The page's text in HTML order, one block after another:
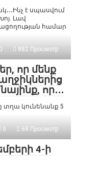
է սպասվում
Լավ
համար
0 882 Просмотр
որ մենք
որ․․․
տղա կունենանք 5
0 68 Просмотр
4-ի